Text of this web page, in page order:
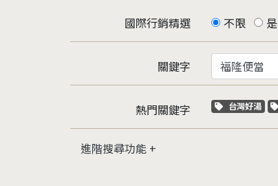
國際行銷精選 不限 是
關鍵字
熱門關鍵字 關鍵字標籤
台灣好湯
進階搜尋功能